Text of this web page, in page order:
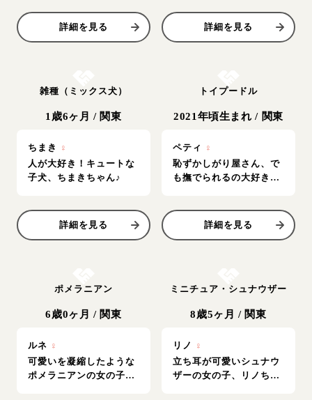
詳細を見る 詳細を見る
雑種（ミックス犬）
1歳6ヶ月 / 関東
ちまき
♀
人が大好き！キュートな
子犬、ちまきちゃん♪
詳細を見る
トイプードル
2021年頃生まれ/ 関東
ペティ
♀
恥ずかしがり屋さん、で
も撫でられるの大好き！
詳細を見る
ポメラニアン
6歳0ヶ月 / 関東
ルネ ♀
可愛いを凝縮したような
ポメラニアンの女の子、
ミニチュア・シュナウザー
8歳5ヶ月 / 関東
リノ
♀
立ち耳が可愛いシュナウ
ザーの女の子、リノちゃ